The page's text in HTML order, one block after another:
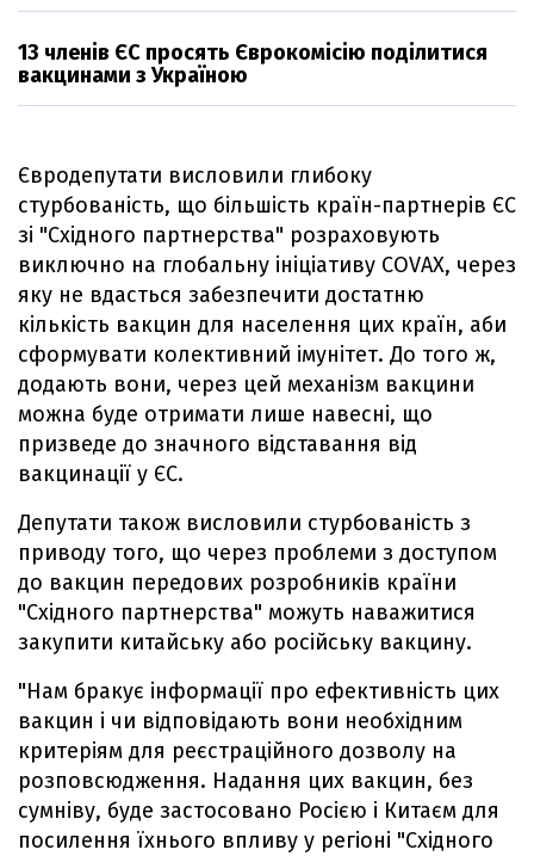
13 членів ЄС просять Єврокомісію поділитися
вакцинами з Україною
Євродепутати висловили глибоку
стурбованість, що більшість країн-партнерів ЄС
зі "Східного партнерства" розраховують
виключно на глобальну ініціативу COVAX, через
яку не вдасться забезпечити достатню
кількість вакцин для населення цих країн, аби
сформувати колективний імунітет. До того ж,
додають вони, через цей механізм вакцини
можна буде отримати лише навесні, що
призведе до значного відставання від
вакцинації у ЄС.
Депутати також висловили стурбованість з
приводу того, що через проблеми з доступом
до вакцин передових розробників країни
"Східного партнерства" можуть наважитися
закупити китайську або російську вакцину.
"Нам бракує інформації про ефективність цих
вакцин і чи відповідають вони необхідним
критеріям для реєстраційного дозволу на
розповсюдження. Надання цих вакцин, без
сумніву, буде застосовано Росією і Китаєм для
посилення їхнього впливу у регіоні "Східного